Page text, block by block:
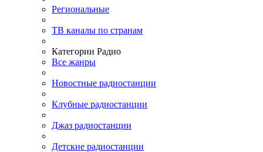
Региональные
ТВ каналы по странам
Категории Радио
Все жанры
Новостные радиостанции
Клубные радиостанции
Джаз радиостанции
Детские радиостанции